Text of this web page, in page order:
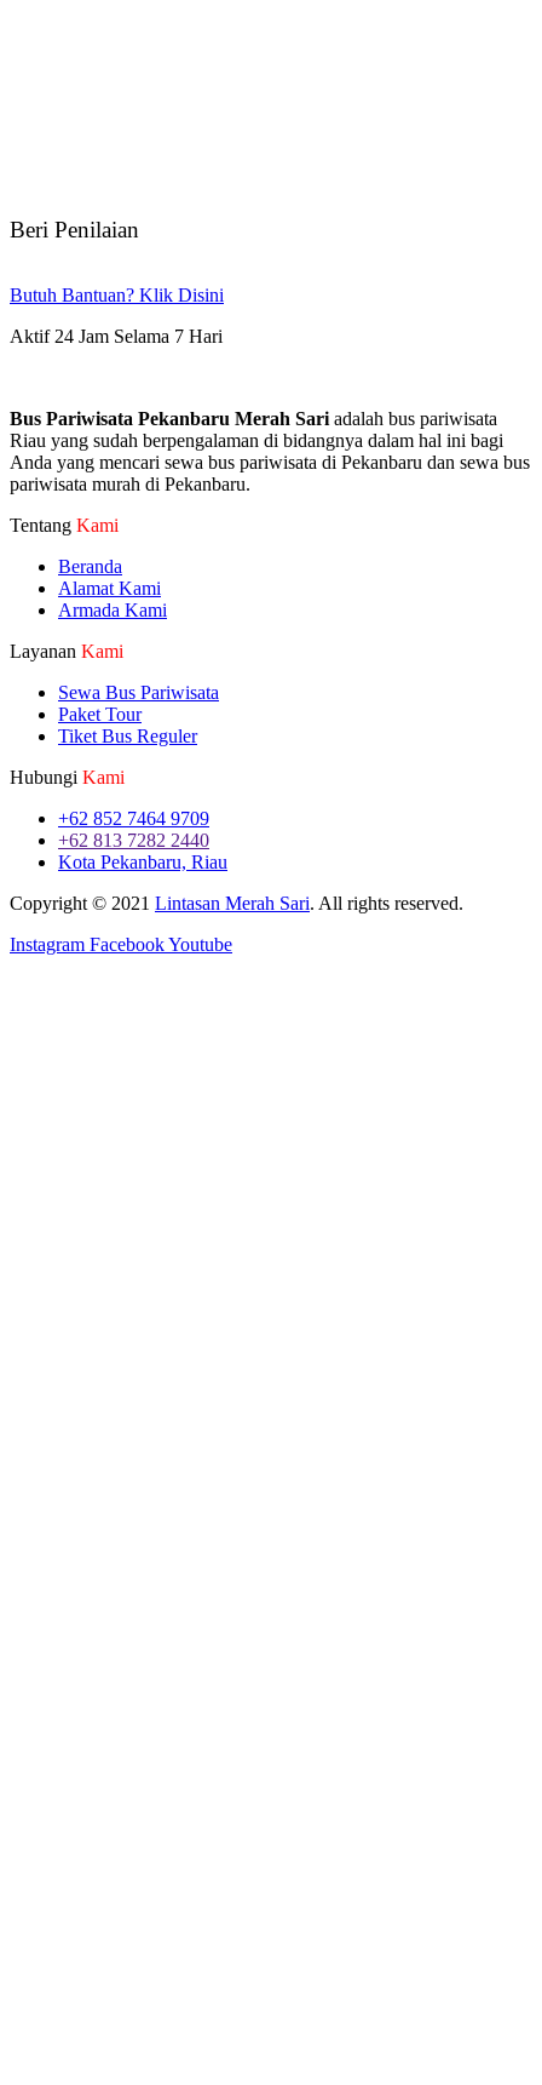
Beri Penilaian
Butuh Bantuan? Klik Disini
Aktif 24 Jam Selama 7 Hari
Bus Pariwisata Pekanbaru Merah Sari adalah bus pariwisata
Riau yang sudah berpengalaman di bidangnya dalam hal ini bagi
Anda yang mencari sewa bus pariwisata di Pekanbaru dan sewa bus
pariwisata murah di Pekanbaru.
Tentang Kami
Beranda
Alamat Kami
Armada Kami
Layanan Kami
Sewa Bus Pariwisata
Paket Tour
Tiket Bus Reguler
Hubungi Kami
+62 852 7464 9709
+62 813 7282 2440
Kota Pekanbaru, Riau
Copyright © 2021 Lintasan Merah Sari. All rights reserved.
Instagram FacebookYoutube